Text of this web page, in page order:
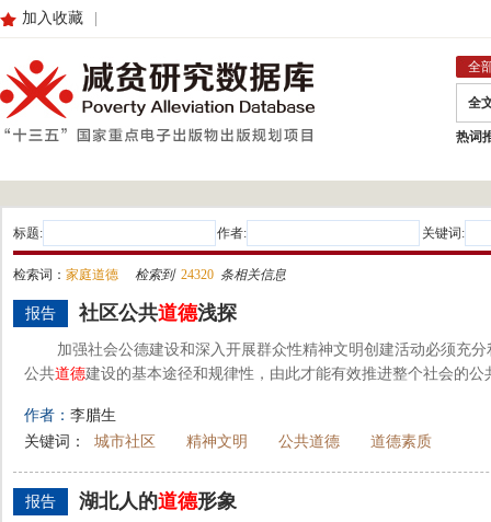
加入收藏
全
全
热词
标题: 作者: 关键词:
检索词： 家庭道德 检索到 24320 条相关信息
报告 社区公共道德浅探
加强社会公德建设和深入开展群众性精神文明创建活动必须充
公共道德建设的基本途径和规律性，由此才能有效推进整个社会的公
作者： 李腊生
关键词：
城市社区 精神文明 公共道德 道德素质
报告 湖北人的道德形象